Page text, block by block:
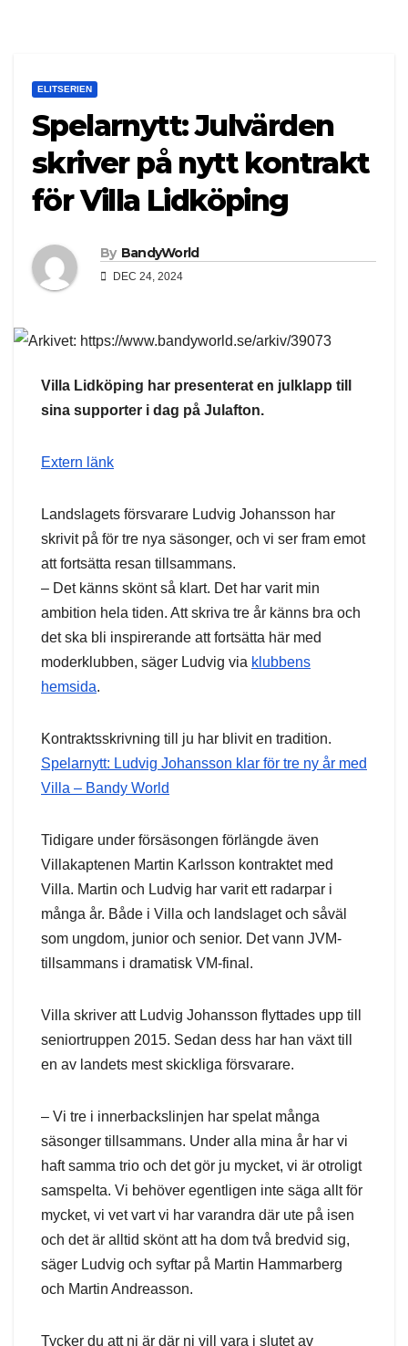
ELITSERIEN
Spelarnytt: Julvärden
skriver på nytt kontrakt
för Villa Lidköping
By BandyWorld
DEC 24, 2024
Villa Lidköping har presenterat en julklapp till
sina supporter i dag på Julafton.
Extern länk
Landslagets försvarare Ludvig Johansson har
skrivit på för tre nya säsonger, och vi ser fram emot
att fortsätta resan tillsammans.
– Det känns skönt så klart. Det har varit min
ambition hela tiden. Att skriva tre år känns bra och
det ska bli inspirerande att fortsätta här med
moderklubben, säger Ludvig via klubbens
hemsida.
Kontraktsskrivning till ju har blivit en tradition.
Spelarnytt: Ludvig Johansson klar för tre ny år med
Villa – Bandy World
Tidigare under försäsongen förlängde även
Villakaptenen Martin Karlsson kontraktet med
Villa. Martin och Ludvig har varit ett radarpar i
många år. Både i Villa och landslaget och såväl
som ungdom, junior och senior. Det vann JVM-
tillsammans i dramatisk VM-final.
Villa skriver att Ludvig Johansson flyttades upp till
seniortruppen 2015. Sedan dess har han växt till
en av landets mest skickliga försvarare.
– Vi tre i innerbackslinjen har spelat många
säsonger tillsammans. Under alla mina år har vi
haft samma trio och det gör ju mycket, vi är otroligt
samspelta. Vi behöver egentligen inte säga allt för
mycket, vi vet vart vi har varandra där ute på isen
och det är alltid skönt att ha dom två bredvid sig,
säger Ludvig och syftar på Martin Hammarberg
och Martin Andreasson.
Tycker du att ni är där ni vill vara i slutet av